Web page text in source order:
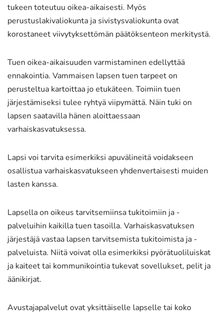
tukeen toteutuu oikea-aikaisesti. Myös
perustuslakivaliokunta ja sivistysvaliokunta ovat
korostaneet viivytyksettömän päätöksenteon merkitystä.
Tuen oikea-aikaisuuden varmistaminen edellyttää
ennakointia. Vammaisen lapsen tuen tarpeet on
perusteltua kartoittaa jo etukäteen. Toimiin tuen
järjestämiseksi tulee ryhtyä viipymättä. Näin tuki on
lapsen saatavilla hänen aloittaessaan
varhaiskasvatuksessa.
Lapsi voi tarvita esimerkiksi apuvälineitä voidakseen
osallistua varhaiskasvatukseen yhdenvertaisesti muiden
lasten kanssa.
Lapsella on oikeus tarvitsemiinsa tukitoimiin ja -
palveluihin kaikilla tuen tasoilla. Varhaiskasvatuksen
järjestäjä vastaa lapsen tarvitsemista tukitoimista ja -
palveluista. Niitä voivat olla esimerkiksi pyörätuoliluiskat
ja kaiteet tai kommunikointia tukevat sovellukset, pelit ja
äänikirjat.
Avustajapalvelut ovat yksittäiselle lapselle tai koko